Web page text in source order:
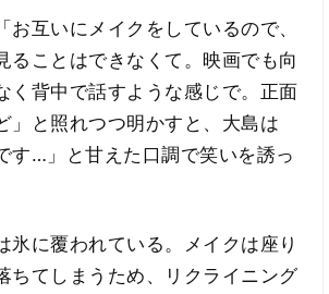
互いにメイクをしているので、
ることはできなくて。映画でも向
く背中で話すような感じで。正面
」と照れつつ明かすと、大島は
す…」と甘えた口調で笑いを誘っ
に覆われている。メイクは座り
ちてしまうため、リクライニング